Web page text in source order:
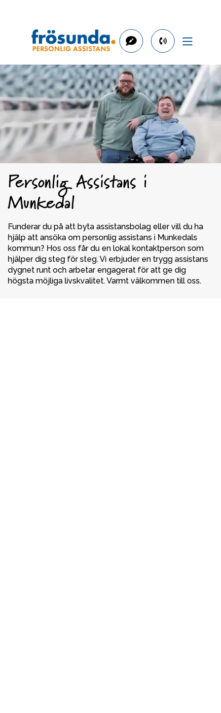
phone
031-
723
73
93
Personlig Assistans i
Munkedal
Funderar du på att byta assistansbolag eller vill du ha
hjälp att ansöka om personlig assistans i Munkedals
kommun? Hos oss får du en lokal kontaktperson som
hjälper dig steg för steg. Vi erbjuder en trygg assistans
dygnet runt och arbetar engagerat för att ge dig
högsta möjliga livskvalitet. Varmt välkommen till oss.